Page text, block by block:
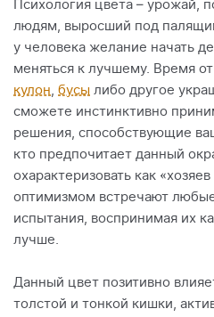
Психология цвета – урожай,
людям, выросший под
у человека желание начать
меняться к лучшему. Время
кулон бусы либо другое
сможете инстинктивно
решения, способствующие
кто предпочитает данный
охарактеризовать как
оптимизмом встречают
испытания, воспринимая их
лучше.
Данный цвет позитивно
толстой и тонкой кишки,